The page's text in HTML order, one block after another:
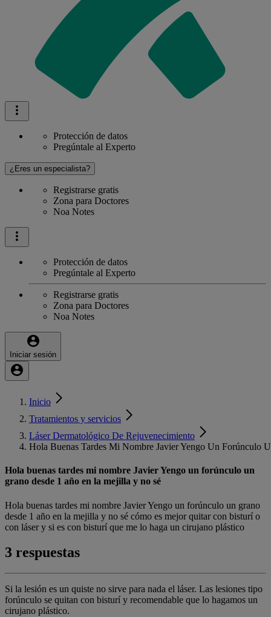
Protección de datos
Pregúntale al Experto
¿Eres un especialista?
Registrarse gratis
Zona para Doctores
Noa Notes
Protección de datos
Pregúntale al Experto
Registrarse gratis
Zona para Doctores
Noa Notes
Iniciar sesión
Inicio
Tratamientos y servicios
Láser Dermatológico De Rejuvenecimiento
Hola Buenas Tardes Mi Nombre Javier Yengo Un Forúnculo
Hola buenas tardes mi nombre Javier Yengo un forúnculo un
grano desde 1 año en la mejilla y no sé
Hola buenas tardes mi nombre Javier Yengo un forúnculo un grano
desde 1 año en la mejilla y no sé cómo es mejor quitar con bisturí o
con láser y si es con bisturí que me lo haga un cirujano plástico
3 respuestas
Si la lesión es un quiste no sirve para nada el láser. Las lesiones tipo
forúnculo se quitan con bisturí y recomendable que lo hagamos un
cirujano plástico.